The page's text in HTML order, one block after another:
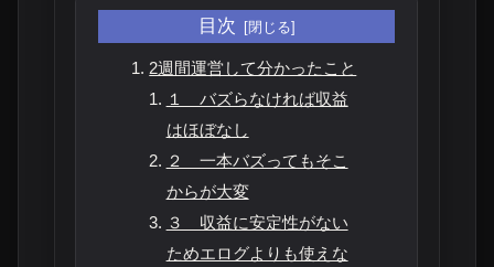
目次
2週間運営して分かったこと
１ バズらなければ収益
はほぼなし
２ 一本バズってもそこ
からが大変
３ 収益に安定性がない
ためエログよりも使えな